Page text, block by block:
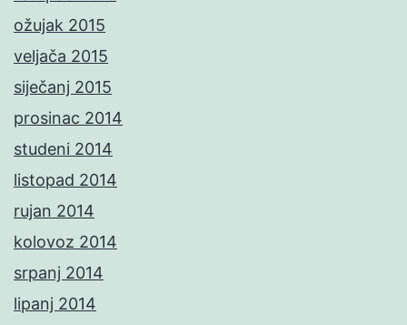
ožujak 2015
veljača 2015
siječanj 2015
prosinac 2014
studeni 2014
listopad 2014
rujan 2014
kolovoz 2014
srpanj 2014
lipanj 2014